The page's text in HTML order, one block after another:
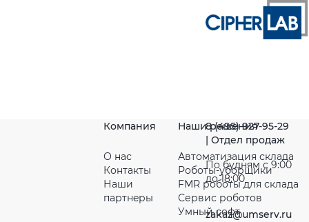
Компания
О нас
Контакты
Наши
партнeры
Наши решения
Автоматизация склада
Роботы-уборщики
FMR роботы для склада
Сервис роботов
Умный софт
8 (495) 927-95-29
| Отдел продаж
По будням с 9:00
до 18:00
zakaz@umserv.ru